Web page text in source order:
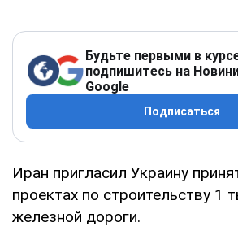
Будьте первыми в
подпишитесь на
Google
Подписаться
Иран пригласил Украину
проектах по строительству 1
железной дороги.